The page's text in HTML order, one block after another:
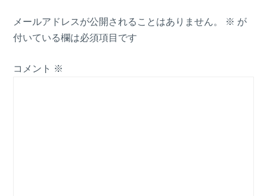
メールアドレスが公開されることはありません。 ※ が
付いている欄は必須項目です
コメント ※